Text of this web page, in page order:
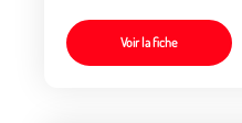
Voir la fiche